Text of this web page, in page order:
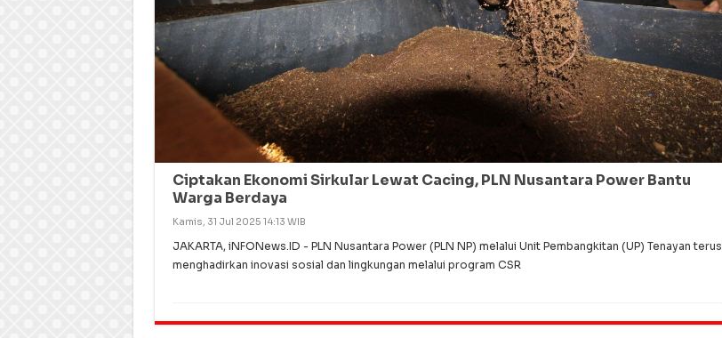
Ciptakan Ekonomi Sirkular Lewat Cacing, PLN Nusantara Power Bantu
Warga Berdaya
Kamis, 31 Jul 2025 14:13 WIB
JAKARTA, iNFONews.ID - PLN Nusantara Power (PLN NP) melalui Unit Pembangkitan (UP) Tenayan terus
menghadirkan inovasi sosial dan lingkungan melalui program CSR